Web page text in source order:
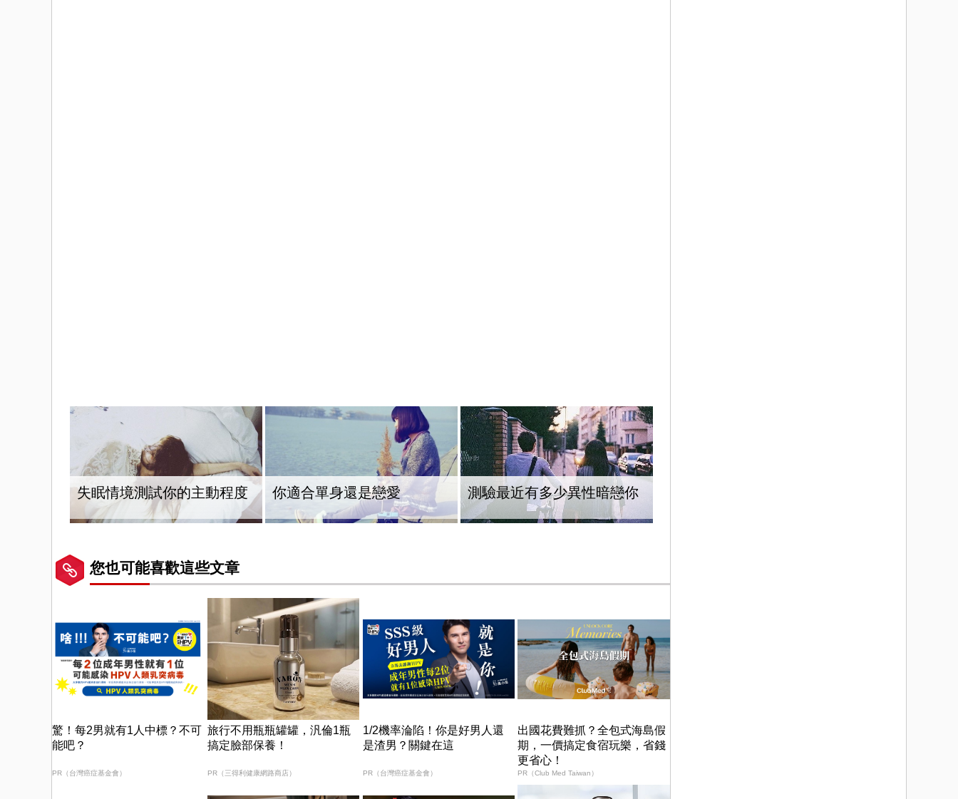
失眠情境測試你的主動程度 你適合單身還是戀愛 測驗最近有多少異性暗戀你
您也可能喜歡這些文章
驚！每2男就有1人中標？不可
能吧？
PR（台灣癌症基金會）
旅行不用瓶瓶罐罐，汎倫1瓶
搞定臉部保養！
PR（三得利健康網路商店）
1/2機率淪陷！你是好男人還
是渣男？關鍵在這
PR（台灣癌症基金會）
出國花費難抓？全包式海島假
期，一價搞定食宿玩樂，省錢
更省心！
PR（Club Med Taiwan）